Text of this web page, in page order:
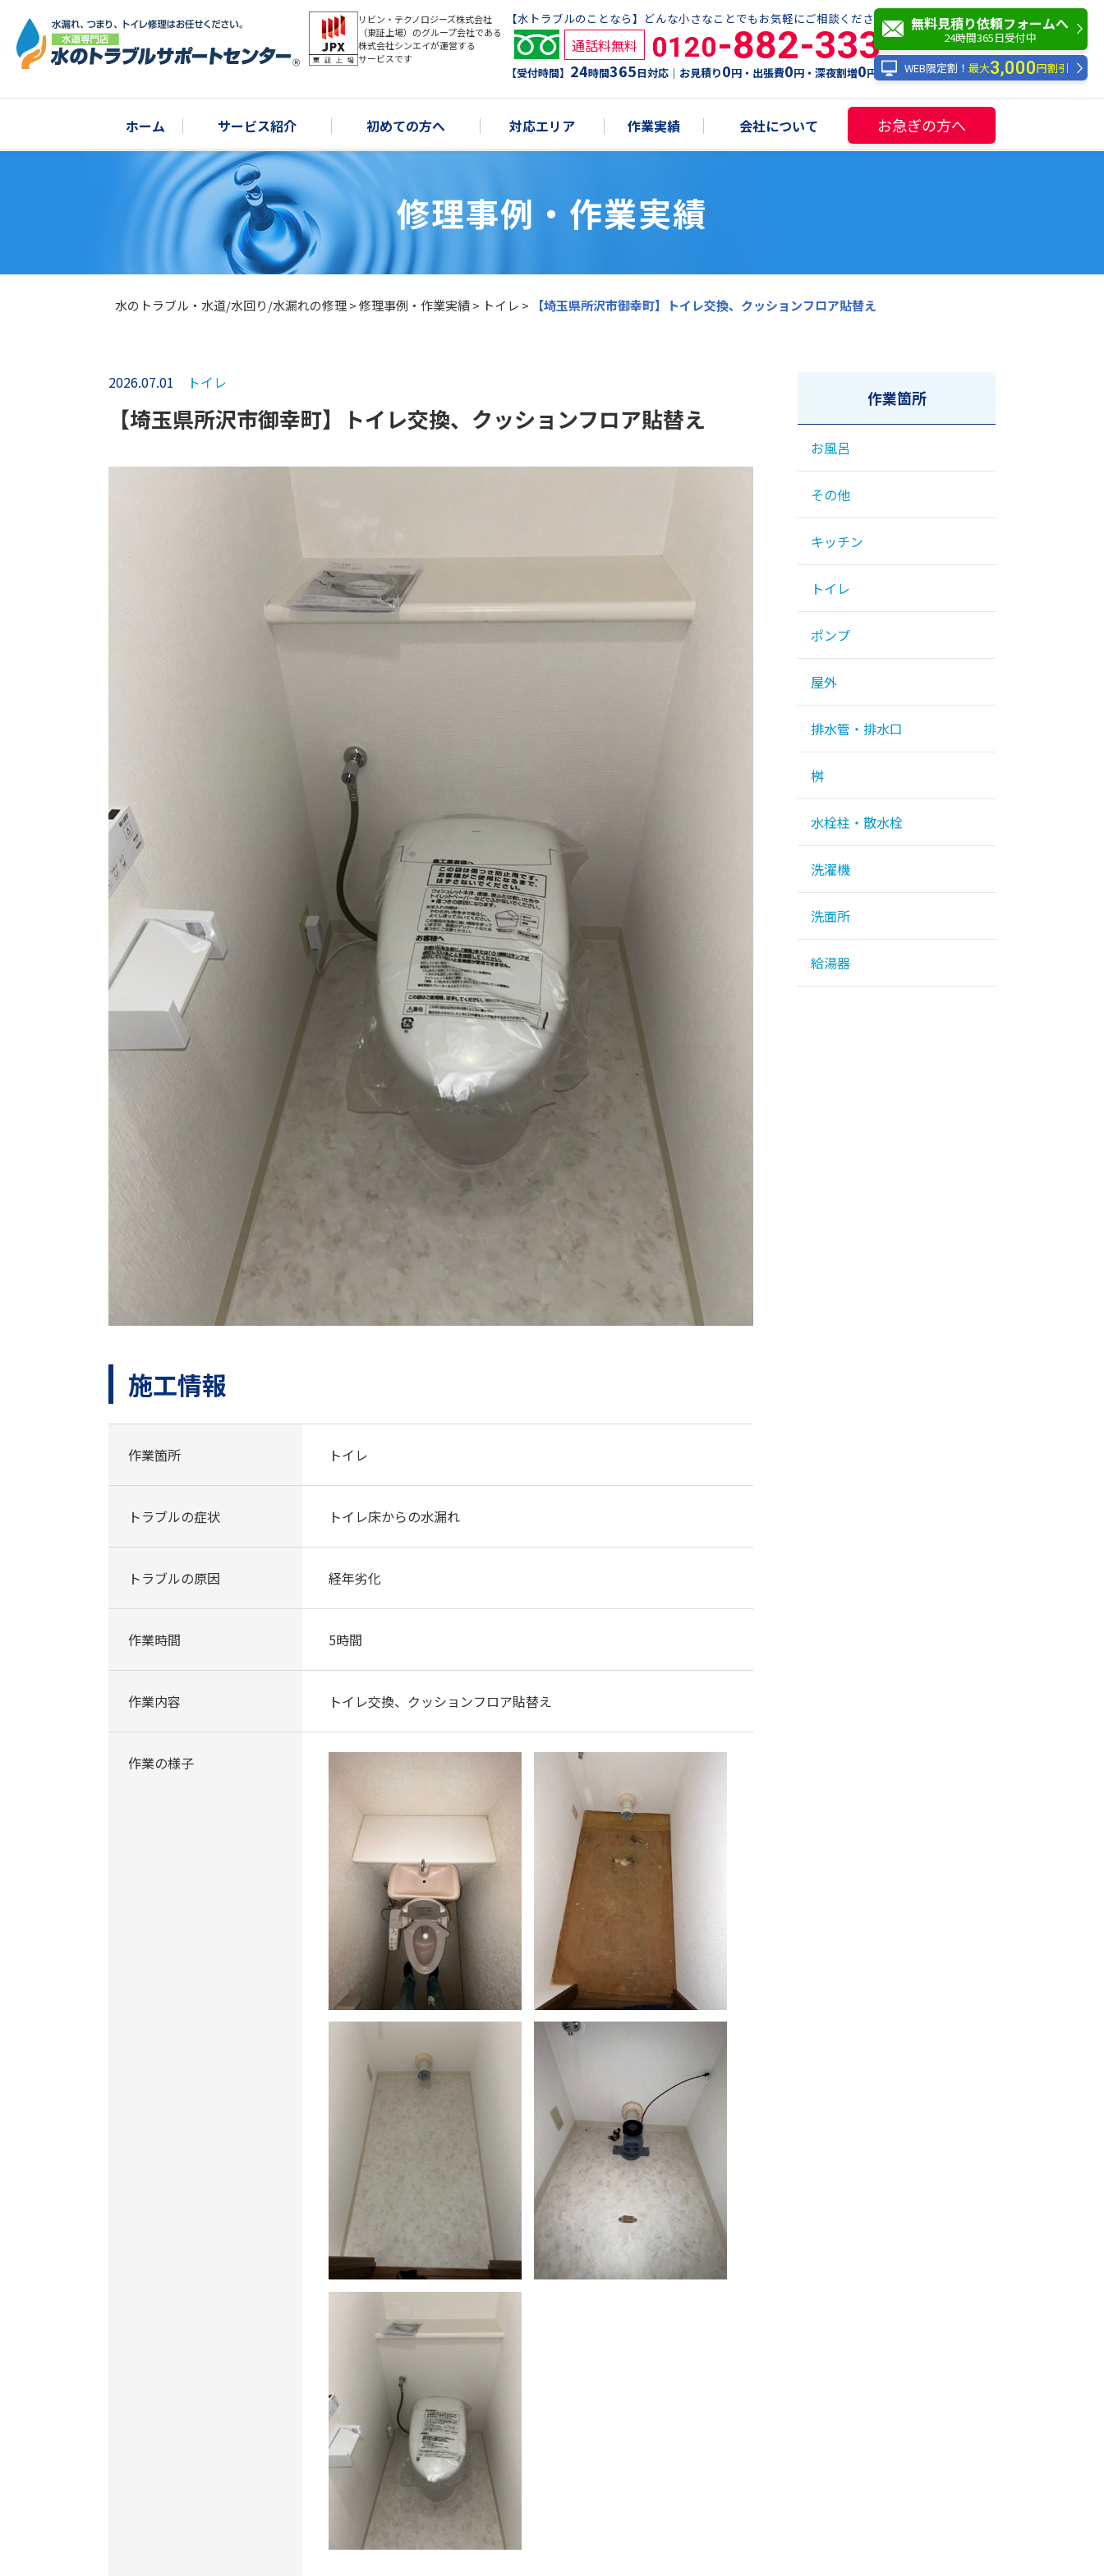
リビン・テクノロジーズ株式会社
（東証上場）のグループ会社である
株式会社シンエイが運営する
サービスです
【水トラブルのことなら】どんな小さなことでもお気軽にご相談ください！
通話料無料 0120-882-333
【受付時間】 24時間365日対応｜お見積り0円・出張費0円・深夜割増0円
無料見積り依頼フォームへ
24時間365日受付中
WEB限定割！ 最大3,000円割引
ホーム サービス紹介 初めての方へ 対応エリア 作業実績 会社について お急ぎの方へ
修理事例・作業実績
水のトラブル・水道/水回り/水漏れの修理>修理事例・作業実績> トイレ > 【埼玉県所沢市御幸町】トイレ交換、クッションフロア貼替え
2026.07.01 トイレ
【埼玉県所沢市御幸町】トイレ交換、クッションフロア貼替え
施工情報
作業箇所 トイレ
トラブルの症状 トイレ床からの水漏れ
トラブルの原因 経年劣化
作業時間 5時間
作業内容 トイレ交換、クッションフロア貼替え
作業の様子
作業箇所
お風呂
その他
キッチン
トイレ
ポンプ
屋外
排水管・排水口
桝
水栓柱・散水栓
洗濯機
洗面所
給湯器